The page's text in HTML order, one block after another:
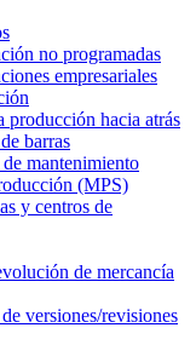
no programadas
empresariales
producción hacia atrás
barras
mantenimiento
(MPS)
y centros de
de mercancía
versiones/revisiones